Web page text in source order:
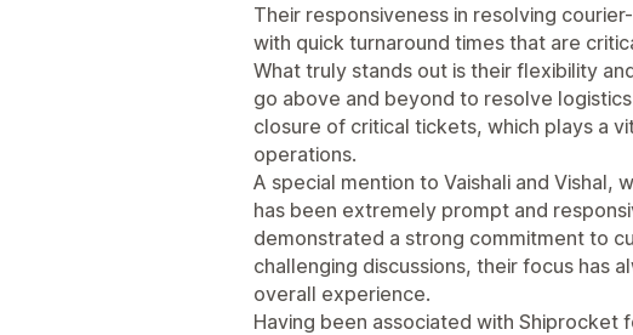
Their responsiveness in resolving
with quick turnaround times that are
What truly stands out is their flexibility
go above and beyond to resolve
closure of critical tickets, which plays a
operations.
A special mention to Vaishali and Vishal,
has been extremely prompt and
demonstrated a strong commitment to
challenging discussions, their focus has
overall experience.
Having been associated with Shiprocket